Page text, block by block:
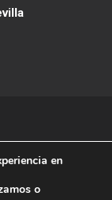
en
o